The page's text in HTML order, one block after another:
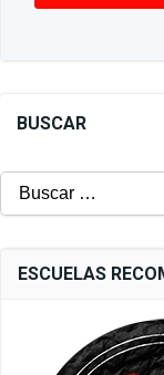
BUSCAR
Buscar:
ESCUELAS